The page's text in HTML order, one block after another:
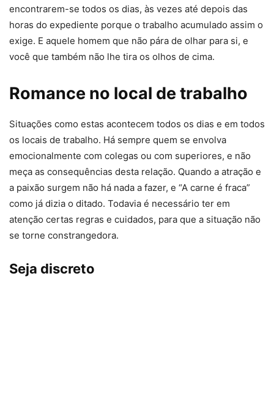
encontrarem-se todos os dias, às vezes até depois das
horas do expediente porque o trabalho acumulado assim o
exige. E aquele homem que não pára de olhar para si, e
você que também não lhe tira os olhos de cima.
Romance no local de trabalho
Situações como estas acontecem todos os dias e em todos
os locais de trabalho. Há sempre quem se envolva
emocionalmente com colegas ou com superiores, e não
meça as consequências desta relação. Quando a atração e
a paixão surgem não há nada a fazer, e “A carne é fraca”
como já dizia o ditado. Todavia é necessário ter em
atenção certas regras e cuidados, para que a situação não
se torne constrangedora.
Seja discreto